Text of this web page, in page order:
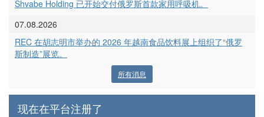
Shvabe Holding 已开始交付俄罗斯首款家用呼吸机。
07.08.2026
REC 在胡志明市举办的 2026 年越南食品饮料展上组织了“俄罗
斯制造”展览。
所有消息
现在在平台注册了